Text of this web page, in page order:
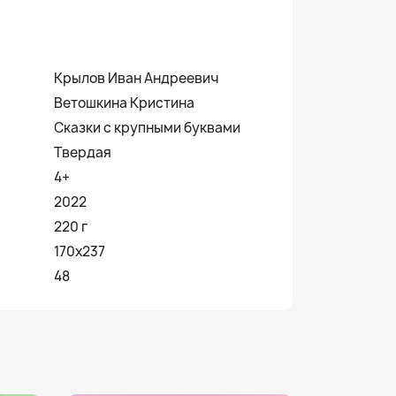
Крылов Иван Андреевич
Ветошкина Кристина
Сказки с крупными буквами
Твердая
4+
2022
220 г
170x237
48